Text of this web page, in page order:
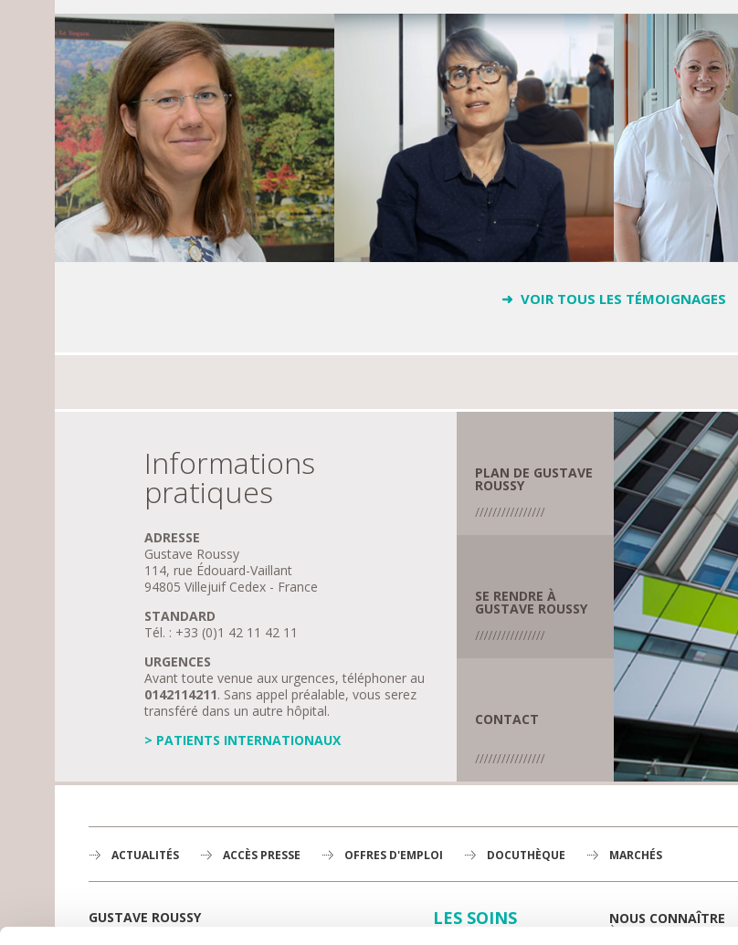
➜ VOIR TOUS LES TÉMOIGNAGES
Informations
pratiques
ADRESSE
Gustave Roussy
114, rue Édouard-Vaillant
94805 Villejuif Cedex - France
STANDARD
Tél. : +33 (0)1 42 11 42 11
URGENCES
Avant toute venue aux urgences, téléphoner au
0142114211. Sans appel préalable, vous serez
transféré dans un autre hôpital.
> PATIENTS INTERNATIONAUX
PLAN DE GUSTAVE
ROUSSY
SE RENDRE À
GUSTAVE ROUSSY
CONTACT
ACTUALITÉS ACCÈS PRESSE OFFRES D'EMPLOI DOCUTHÈQUE MARCHÉS
GUSTAVE ROUSSY
LES SOINS
NOUS CONNAÎTRE
À LA UNE